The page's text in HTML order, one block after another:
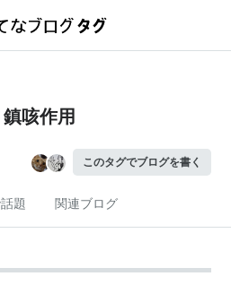
鎮咳作用
このタグでブログを書く
題 関連ブログ